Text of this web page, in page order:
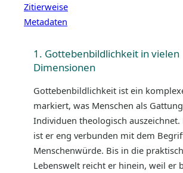
Zitierweise
Metadaten
1. Gottebenbildlichkeit in vielen
Dimensionen
Gottebenbildlichkeit ist ein
markiert, was Menschen als
Individuen theologisch auszeichnet.
ist er eng verbunden mit dem
Menschenwürde. Bis in die
Lebenswelt reicht er hinein, weil er